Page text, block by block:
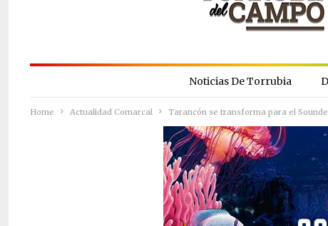
Noticias De Torrubia
Home Actualidad Comarcal Tarancón se transforma para el